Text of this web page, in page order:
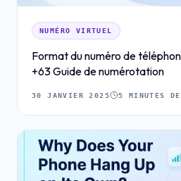
NUMÉRO VIRTUEL
Format du numéro de
+63 Guide de numérotation
30 JANVIER 2025 5 MINUTES